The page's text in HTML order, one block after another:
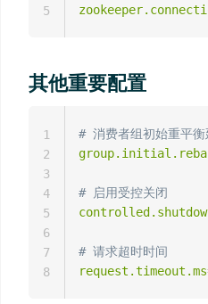
5
其他重要配置
# 消费者组初始重平衡
# 启用受控关闭
# 请求超时时间
request.timeout.ms
1
2
3
4
5
6
7
8